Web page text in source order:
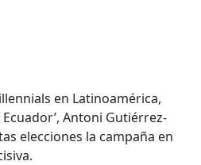
en Latinoamérica,
Antoni Gutiérrez-
elecciones la campaña en